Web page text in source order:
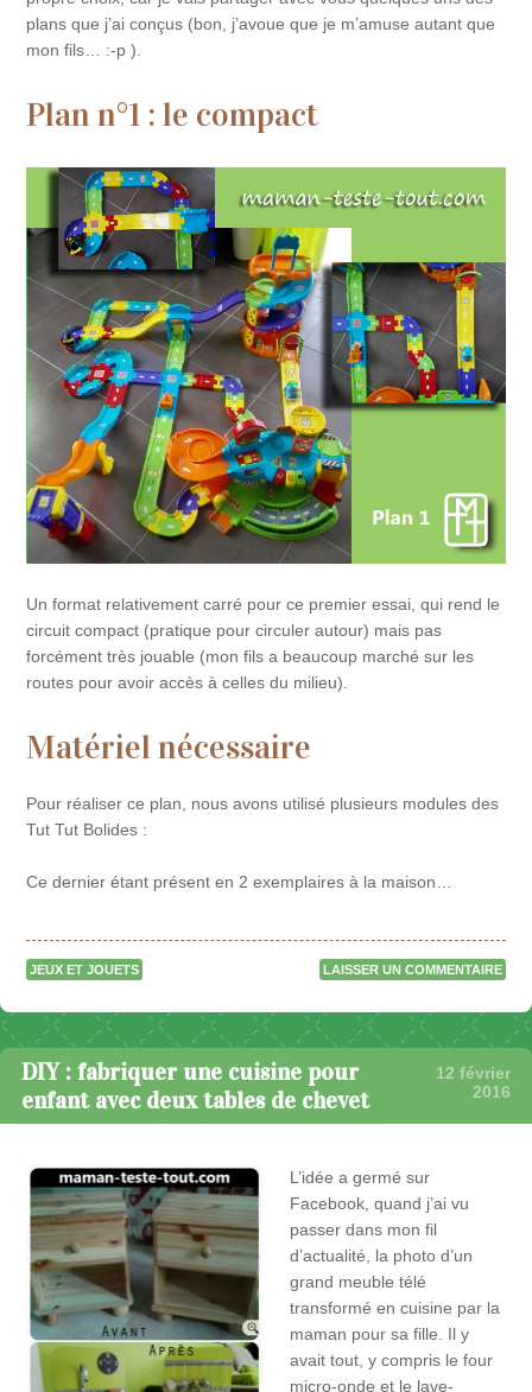
plans que j’ai conçus (bon, j’avoue que je m’amuse autant que
mon fils… :-p ).
Plan n°1 : le compact
Un format relativement carré pour ce premier essai, qui rend le
circuit compact (pratique pour circuler autour) mais pas
forcément très jouable (mon fils a beaucoup marché sur les
routes pour avoir accès à celles du milieu).
Matériel nécessaire
Pour réaliser ce plan, nous avons utilisé plusieurs modules des
Tut Tut Bolides :
Ce dernier étant présent en 2 exemplaires à la maison…
JEUX ET JOUETS LAISSER UN COMMENTAIRE
DIY : fabriquer une cuisine pour
enfant avec deux tables de chevet
12 février
2016
L’idée a germé sur
Facebook, quand j’ai vu
passer dans mon fil
d’actualité, la photo d’un
grand meuble télé
transformé en cuisine par la
maman pour sa fille. Il y
avait tout, y compris le four
micro-onde et le lave-